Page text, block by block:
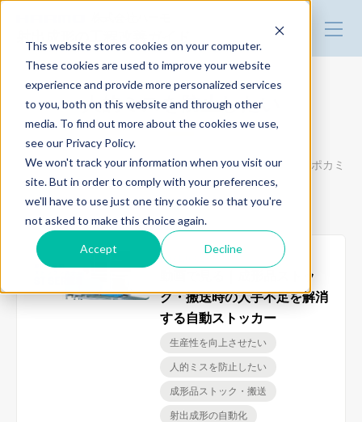
This website stores cookies on your computer.
These cookies are used to improve your website
experience and provide more personalized services
to you, both on this website and through other
media. To find out more about the cookies we use,
see our Privacy Policy.
We won't track your information when you visit our
site. But in order to comply with your preferences,
we'll have to use just one tiny cookie so that you're
not asked to make this choice again.
Accept Decline
改善事例
技術・製品情報
トータルリンク
デモ機の貸出
人的ミスを防止したい
自動化設備導入によりプラスチック射出成形の人的ミス・ポカミ
スを防止に導いた改善事例をご紹介します。
2021.03.23
動画で見る｜成形品ストッ
ク・搬送時の人手不足を解消
する自動ストッカー
生産性を向上させたい
人的ミスを防止したい
成形品ストック・搬送
射出成形の自動化